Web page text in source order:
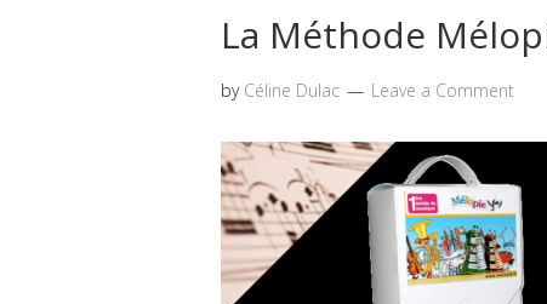
La Méthode
by Céline Dulac Leave a Comment